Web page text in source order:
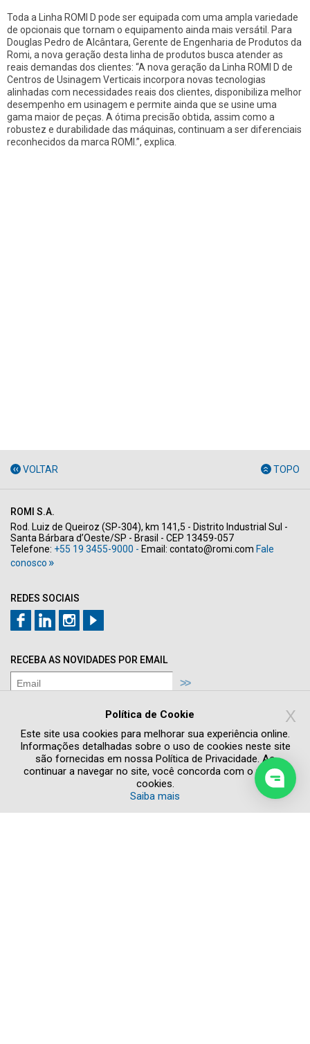
Toda a Linha ROMI D pode ser equipada com uma ampla variedade
de opcionais que tornam o equipamento ainda mais versátil. Para
Douglas Pedro de Alcântara, Gerente de Engenharia de Produtos da
Romi, a nova geração desta linha de produtos busca atender as
reais demandas dos clientes: “A nova geração da Linha ROMI D de
Centros de Usinagem Verticais incorpora novas tecnologias
alinhadas com necessidades reais dos clientes, disponibiliza melhor
desempenho em usinagem e permite ainda que se usine uma
gama maior de peças. A ótima precisão obtida, assim como a
robustez e durabilidade das máquinas, continuam a ser diferenciais
reconhecidos da marca ROMI.”, explica.
VOLTAR TOPO
REDES SOCIAIS
ROMI S.A.
Rod. Luiz de Queiroz (SP-304), km 141,5 - Distrito Industrial Sul -
Santa Bárbara d’Oeste/SP - Brasil - CEP 13459-057
Telefone: +55 19 3455-9000 - Email: contato@romi.com Fale
conosco
RECEBA AS NOVIDADES POR EMAIL
Quero receber novidades e promoções
Política de Cookie X
Este site usa cookies para melhorar sua experiência online.
Informações detalhadas sobre o uso de cookies neste site
são fornecidas em nossa Política de Privacidade. Ao
continuar a navegar no site, você concorda com o uso de
cookies.
Saiba mais